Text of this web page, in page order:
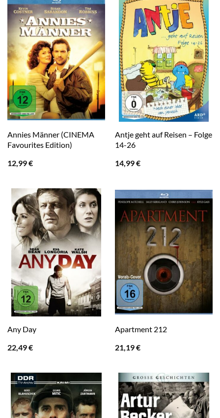
Annies Männer (CINEMA
Favourites Edition)
12,99€
Antje geht auf Reisen – Folge
14-26
14,99€
Any Day
22,49€
Apartment 212
21,19€